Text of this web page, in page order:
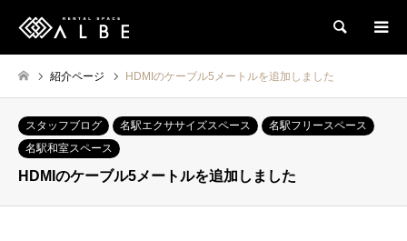
検索
紹介ページ HDMIのケーブル5メートルを追加しました
スタッフブログ 名駅エクササイズスペース
名駅フリースペース
名駅和室スペース
HDMIのケーブル5メートルを追加しました